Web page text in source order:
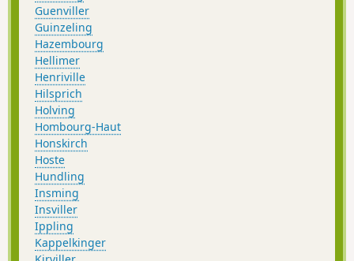
Guenviller
Guinzeling
Hazembourg
Hellimer
Henriville
Hilsprich
Holving
Hombourg-Haut
Honskirch
Hoste
Hundling
Insming
Insviller
Ippling
Kappelkinger